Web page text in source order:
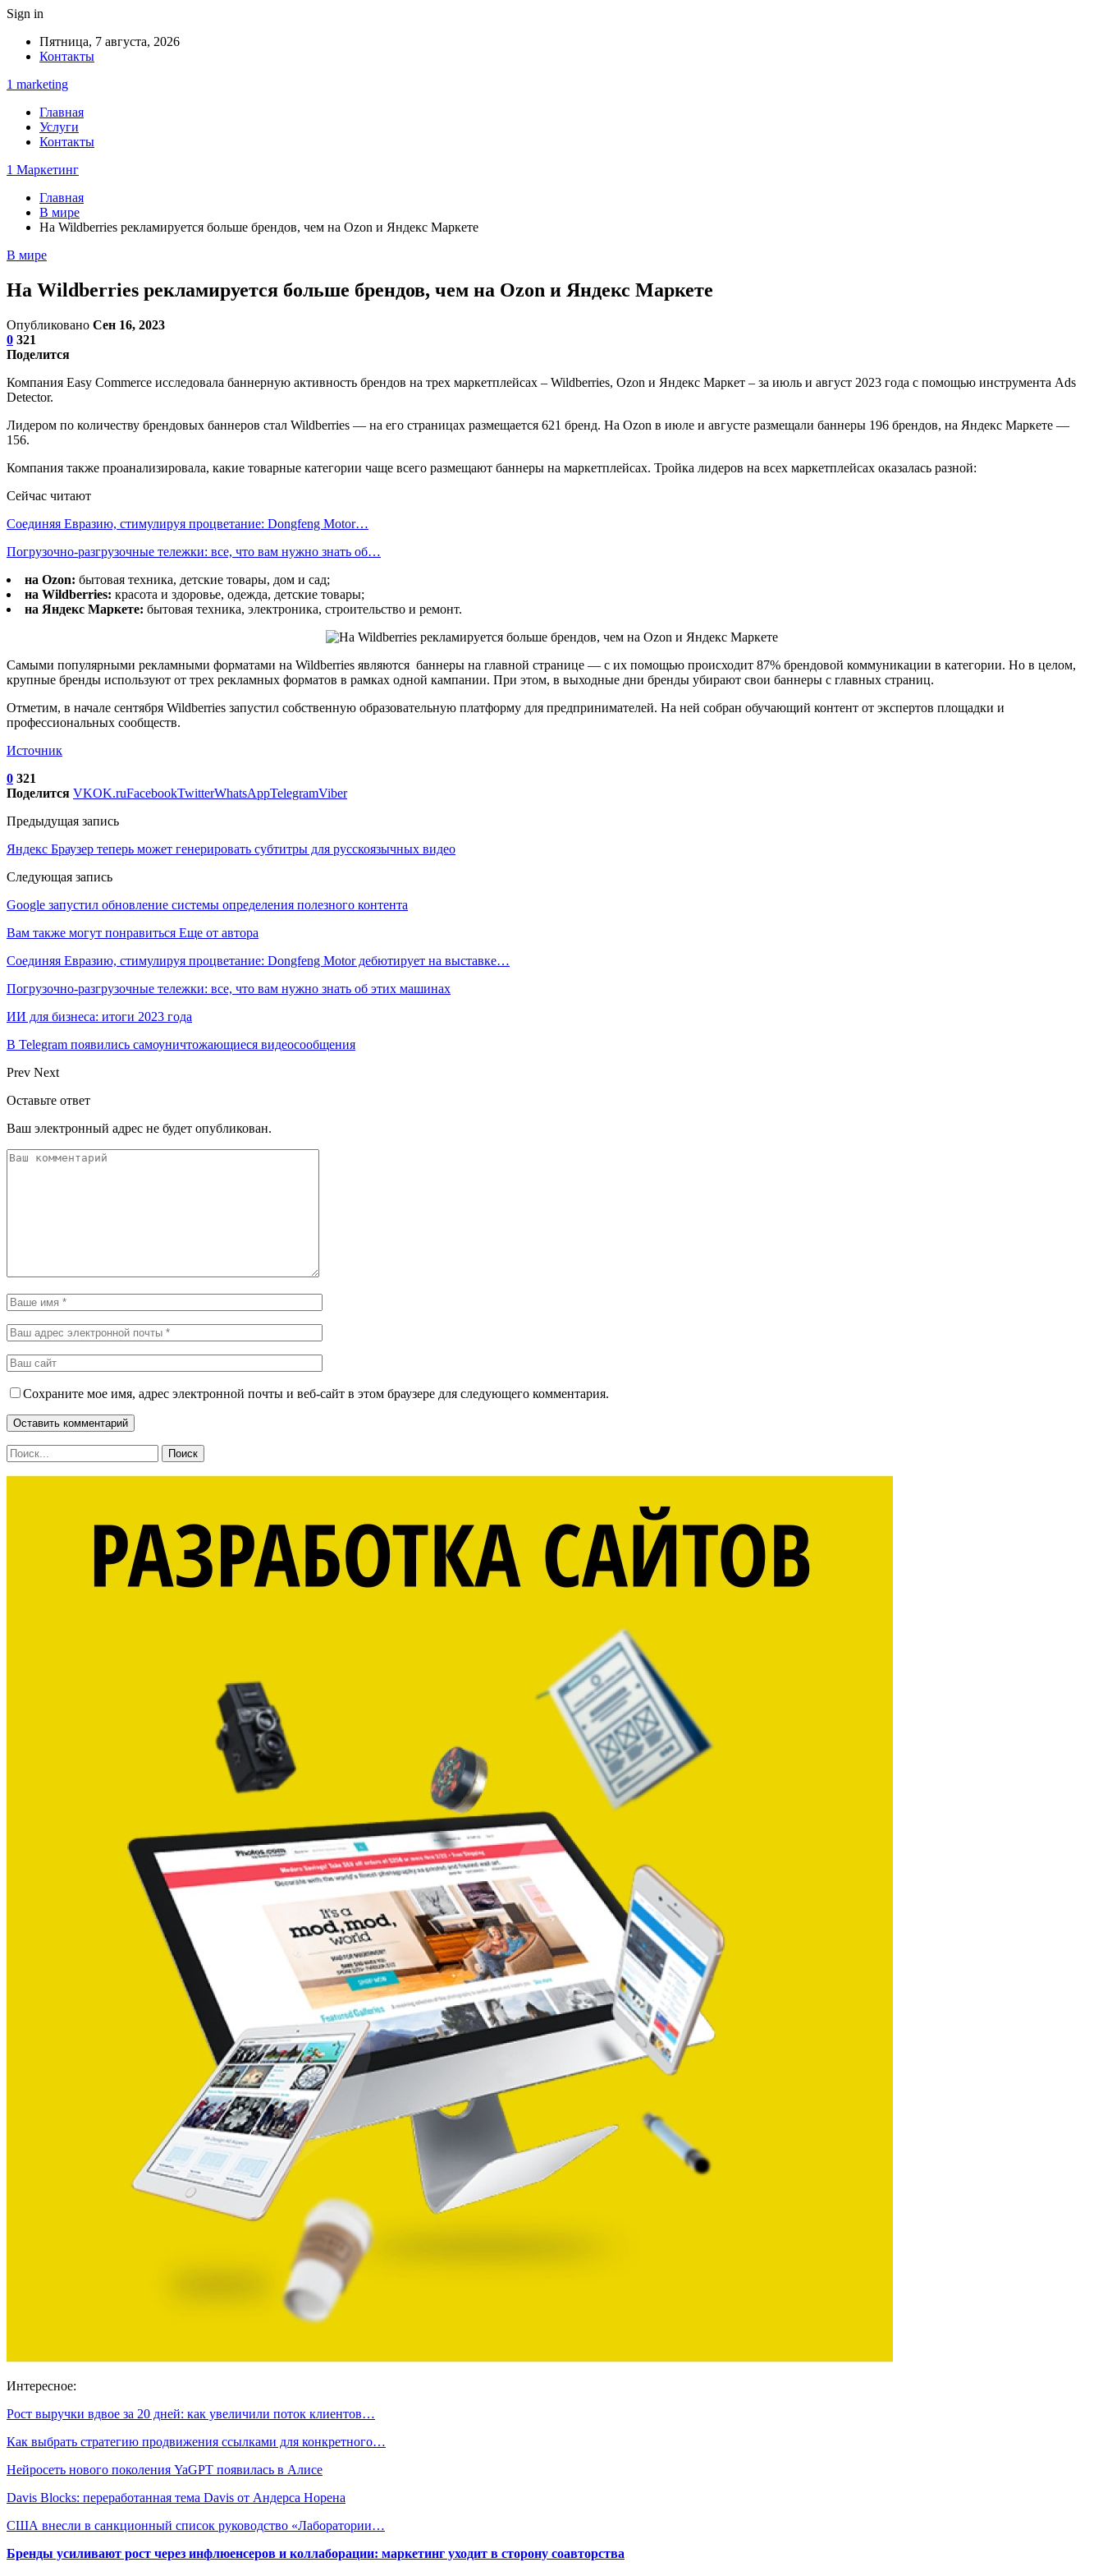
Sign in
Пятница, 7 августа, 2026
Контакты
1 marketing
Главная
Услуги
Контакты
1 Маркетинг
Главная
В мире
На Wildberries рекламируется больше брендов, чем на Ozon и Яндекс Маркете
В мире
На Wildberries рекламируется больше брендов, чем на Ozon и Яндекс Маркете
Опубликовано Сен 16, 2023
0 321
Поделится
Компания Easy Commerce исследовала баннерную активность брендов на трех маркетплейсах – Wildberries, Ozon и Яндекс Маркет – за июль и август 2023 года c помощью инструмента Ads
Detector.
Лидером по количеству брендовых баннеров стал Wildberries — на его страницах размещается 621 бренд. На Ozon в июле и августе размещали баннеры 196 брендов, на Яндекс Маркете —
156.
Компания также проанализировала, какие товарные категории чаще всего размещают баннеры на маркетплейсах. Тройка лидеров на всех маркетплейсах оказалась разной:
Сейчас читают
Соединяя Евразию, стимулируя процветание: Dongfeng Motor…
Погрузочно-разгрузочные тележки: все, что вам нужно знать об…
на Ozon: бытовая техника, детские товары, дом и сад;
на Wildberries: красота и здоровье, одежда, детские товары;
на Яндекс Маркете: бытовая техника, электроника, строительство и ремонт.
Самыми популярными рекламными форматами на Wildberries являются баннеры на главной странице — с их помощью происходит 87% брендовой коммуникации в категории. Но в целом,
крупные бренды используют от трех рекламных форматов в рамках одной кампании. При этом, в выходные дни бренды убирают свои баннеры с главных страниц.
Отметим, в начале сентября Wildberries запустил собственную образовательную платформу для предпринимателей. На ней собран обучающий контент от экспертов площадки и
профессиональных сообществ.
Источник
0 321
Поделится VKOK.ruFacebookTwitterWhatsAppTelegramViber
Предыдущая запись
Яндекс Браузер теперь может генерировать субтитры для русскоязычных видео
Следующая запись
Google запустил обновление системы определения полезного контента
Вам также могут понравиться Еще от автора
Соединяя Евразию, стимулируя процветание: Dongfeng Motor дебютирует на выставке…
Погрузочно-разгрузочные тележки: все, что вам нужно знать об этих машинах
ИИ для бизнеса: итоги 2023 года
В Telegram появились самоуничтожающиеся видеосообщения
Prev Next
Оставьте ответ
Ваш электронный адрес не будет опубликован.
Сохраните мое имя, адрес электронной почты и веб-сайт в этом браузере для следующего комментария.
Интересное:
Рост выручки вдвое за 20 дней: как увеличили поток клиентов…
Как выбрать стратегию продвижения ссылками для конкретного…
Нейросеть нового поколения YaGPT появилась в Алисе
Davis Blocks: переработанная тема Davis от Андерса Норена
США внесли в санкционный список руководство «Лаборатории…
Бренды усиливают рост через инфлюенсеров и коллаборации: маркетинг уходит в сторону соавторства